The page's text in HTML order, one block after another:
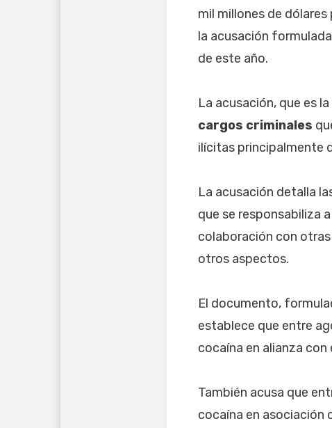
mil millones de
la acusación
de este año.
La acusación, que es
cargos criminales
ilícitas principalmente
La acusación detalla
que se responsabiliza a
colaboración con
otros aspectos.
El documento,
establece que entre
cocaína en alianza
También acusa que
cocaína en asociación